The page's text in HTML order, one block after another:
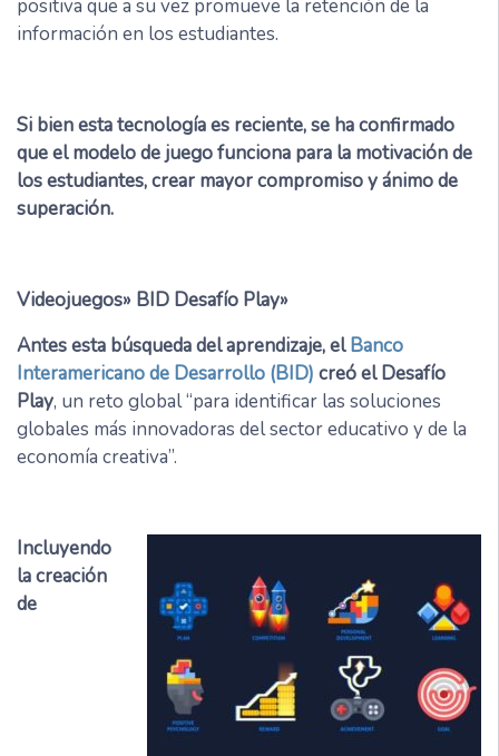
positiva que a su vez promueve la retención de la
información en los estudiantes.
Si bien esta tecnología es reciente, se ha confirmado
que el modelo de juego funciona para la motivación de
los estudiantes, crear mayor compromiso y ánimo de
superación.
Videojuegos» BID Desafío Play»
Antes esta búsqueda del aprendizaje, elBanco
Interamericano de Desarrollo (BID) creó el Desafío
Play, un reto global “para identificar las soluciones
globales más innovadoras del sector educativo y de la
economía creativa”.
Incluyendo
la creación
de